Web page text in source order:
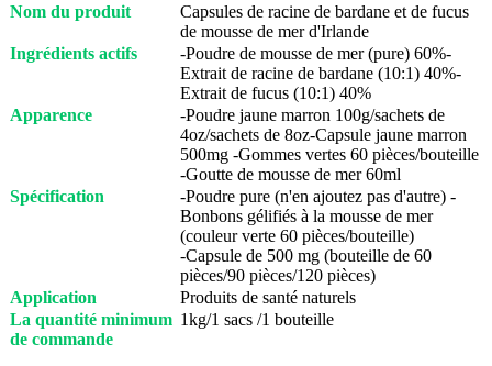
Nom du produit
Capsules de racine de bardane et de fucus
de mousse de mer d'Irlande
Ingrédients actifs
-Poudre de mousse de mer (pure) 60%-
Extrait de racine de bardane (10:1) 40%-
Extrait de fucus (10:1) 40%
Apparence
-Poudre jaune marron 100g/sachets de
4oz/sachets de 8oz-Capsule jaune marron
500mg -Gommes vertes 60 pièces/bouteille
-Goutte de mousse de mer 60ml
Spécification
-Poudre pure (n'en ajoutez pas d'autre) -
Bonbons gélifiés à la mousse de mer
(couleur verte 60 pièces/bouteille)
-Capsule de 500 mg (bouteille de 60
pièces/90 pièces/120 pièces)
Application
Produits de santé naturels
La quantité minimum
de commande
1kg/1 sacs /1 bouteille